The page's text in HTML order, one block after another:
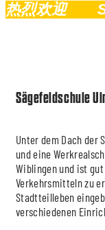
欢迎
Sägefeldschule
Unter dem Dach der
und eine
Wiblingen und ist
Verkehrsmitteln zu
Stadtteilleben
verschiedenen